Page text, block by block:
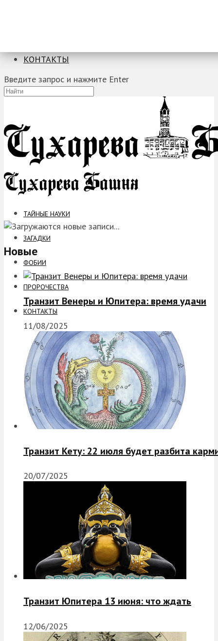
КОНТАКТЫ
Введите запрос и нажмите Enter
ТАЙНЫЕ НАУКИ
ЗАГАДКИ
ФОБИИ
ПРОРОЧЕСТВА
КОНТАКТЫ
Новые
Транзит Венеры и Юпитера: время удачи
11/08/2025
Транзит Кету: 22 июля будет разбита
20/07/2025
Транзит Юпитера 13 июня: что ждать
12/06/2025